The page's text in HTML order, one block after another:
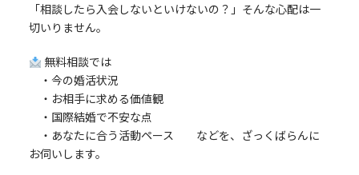
「相談したら入会しないといけないの？」そんな心配は一
切いりません。
無料相談では
・今の婚活状況
・お相手に求める価値観
・国際結婚で不安な点
・あなたに合う活動ペース などを、ざっくばらんに
お伺いします。